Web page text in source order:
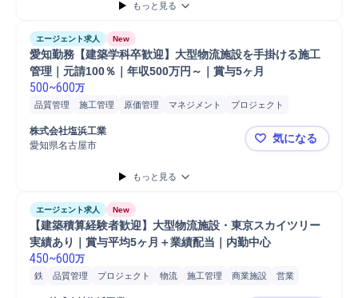
もっと見る
エージェント求人 New
愛知勤務【建築学科卒歓迎】大型物流施設を手掛ける施工
管理｜元請100％｜年収500万円～｜賞与5ヶ月
500~600万
品質管理 施工管理 原価管理 マネジメント
プロジェクト
商業施設
安全管理
RC造低層
RC造中高層 木造2x4工法
解体職人
メンテナンス業者手配
照明設備メンテナンス
建設土木職担当
株式会社塩浜工業
愛知県名古屋市
愛知勤務【
気になる
もっと見る
エージェント求人 New
【建築積算経験者歓迎】大型物流施設・東京スカイツリー
実績あり｜賞与平均5ヶ月＋業績配当｜内勤中心
450~600万
鉄 品質管理 プロジェクト 物流 施工管理 商業施設
営業
発電所
物流施設 施工管理技士